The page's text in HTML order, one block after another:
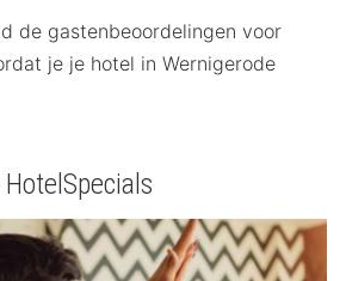
de gastenbeoordelingen voor
je je hotel in Wernigerode